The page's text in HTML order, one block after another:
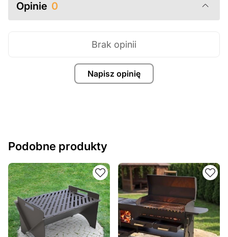
Opinie 0
Napisz opinię
Brak opinii
Podobne produkty